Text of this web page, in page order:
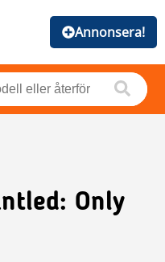
Annonsera!
Only